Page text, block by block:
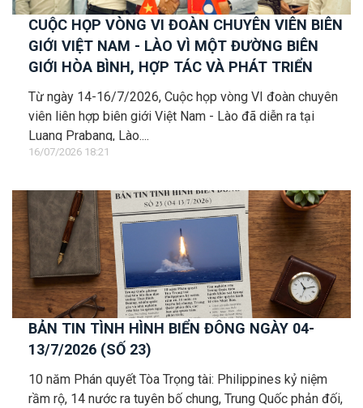
CUỘC HỌP VÒNG VI ĐOÀN CHUYÊN VIÊN BIÊN
GIỚI VIỆT NAM - LÀO VÌ MỘT ĐƯỜNG BIÊN
GIỚI HÒA BÌNH, HỢP TÁC VÀ PHÁT TRIỂN
Từ ngày 14-16/7/2026, Cuộc họp vòng VI đoàn chuyên
viên liên hợp biên giới Việt Nam - Lào đã diễn ra tại
Luang Prabang, Lào....
16/07/2026 18:21
BẢN TIN TÌNH HÌNH BIỂN ĐÔNG NGÀY 04-
13/7/2026 (SỐ 23)
10 năm Phán quyết Tòa Trọng tài: Philippines kỷ niệm
rầm rộ, 14 nước ra tuyên bố chung, Trung Quốc phản đối,